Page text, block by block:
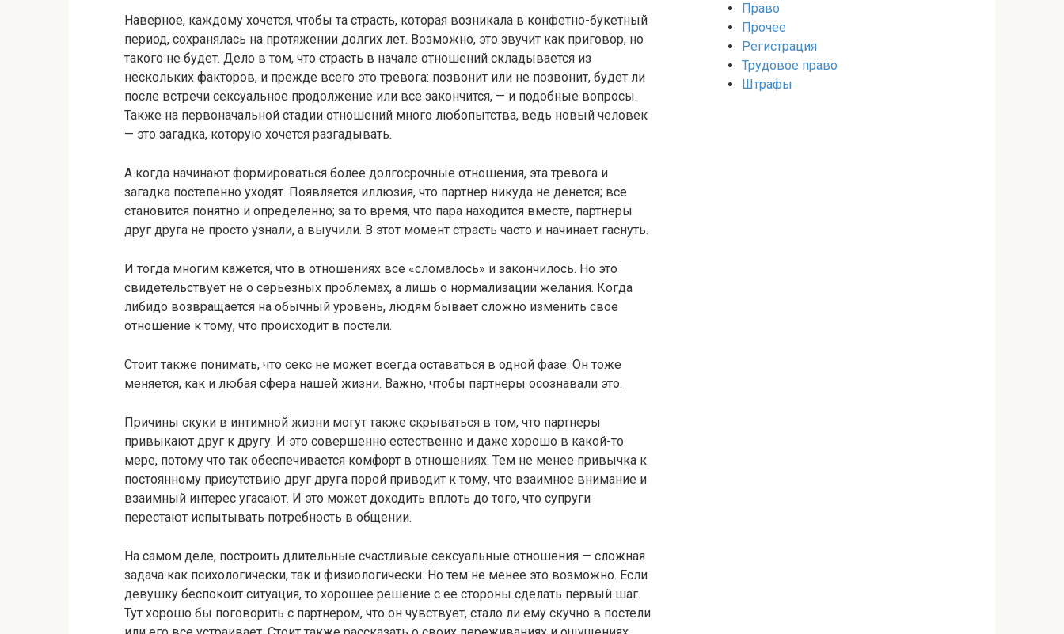
Наверное, каждому хочется, чтобы та страсть, которая возникала в конфетно-букетный
период, сохранялась на протяжении долгих лет. Возможно, это звучит как приговор, но
такого не будет. Дело в том, что страсть в начале отношений складывается из
нескольких факторов, и прежде всего это тревога: позвонит или не позвонит, будет ли
после встречи сексуальное продолжение или все закончится, — и подобные вопросы.
Также на первоначальной стадии отношений много любопытства, ведь новый человек
— это загадка, которую хочется разгадывать.
А когда начинают формироваться более долгосрочные отношения, эта тревога и
загадка постепенно уходят. Появляется иллюзия, что партнер никуда не денется; все
становится понятно и определенно; за то время, что пара находится вместе, партнеры
друг друга не просто узнали, а выучили. В этот момент страсть часто и начинает гаснуть.
И тогда многим кажется, что в отношениях все «сломалось» и закончилось. Но это
свидетельствует не о серьезных проблемах, а лишь о нормализации желания. Когда
либидо возвращается на обычный уровень, людям бывает сложно изменить свое
отношение к тому, что происходит в постели.
Стоит также понимать, что секс не может всегда оставаться в одной фазе. Он тоже
меняется, как и любая сфера нашей жизни. Важно, чтобы партнеры осознавали это.
Причины скуки в интимной жизни могут также скрываться в том, что партнеры
привыкают друг к другу. И это совершенно естественно и даже хорошо в какой-то
мере, потому что так обеспечивается комфорт в отношениях. Тем не менее привычка к
постоянному присутствию друг друга порой приводит к тому, что взаимное внимание и
взаимный интерес угасают. И это может доходить вплоть до того, что супруги
перестают испытывать потребность в общении.
На самом деле, построить длительные счастливые сексуальные отношения — сложная
задача как психологически, так и физиологически. Но тем не менее это возможно. Если
девушку беспокоит ситуация, то хорошее решение с ее стороны сделать первый шаг.
Тут хорошо бы поговорить с партнером, что он чувствует, стало ли ему скучно в постели
Право
Прочее
Регистрация
Трудовое право
Штрафы